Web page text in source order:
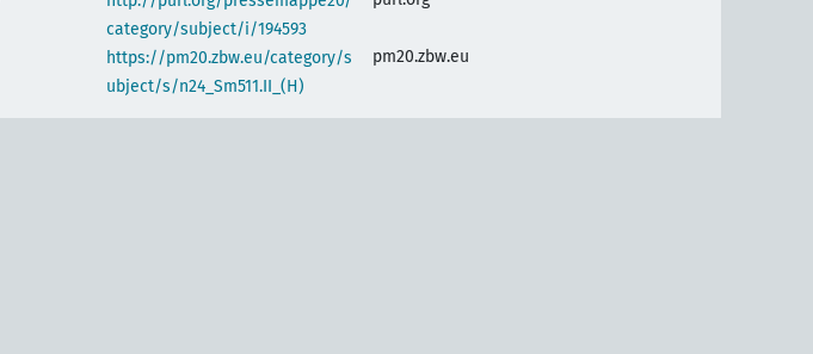
category/subject/i/194593
https://pm20.zbw.eu/category/s
ubject/s/n24_Sm511.II_(H)
pm20.zbw.eu